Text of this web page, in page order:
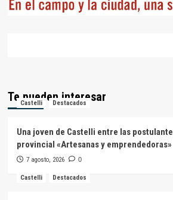
Te pueden interesar
Castelli Destacados
Una joven de Castelli entre las
provincial «Artesanas y emprendedoras»
7 agosto, 2026 0
Castelli Destacados